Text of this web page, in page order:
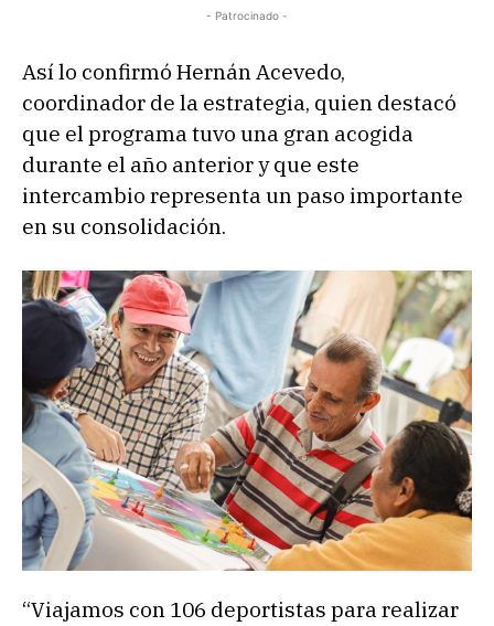
- Patrocinado -
Así lo confirmó Hernán Acevedo,
coordinador de la estrategia, quien destacó
que el programa tuvo una gran acogida
durante el año anterior y que este
intercambio representa un paso importante
en su consolidación.
“Viajamos con 106 deportistas para realizar